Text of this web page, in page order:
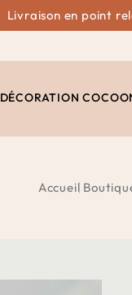
Livraison en point
DÉCORATION
Accueil